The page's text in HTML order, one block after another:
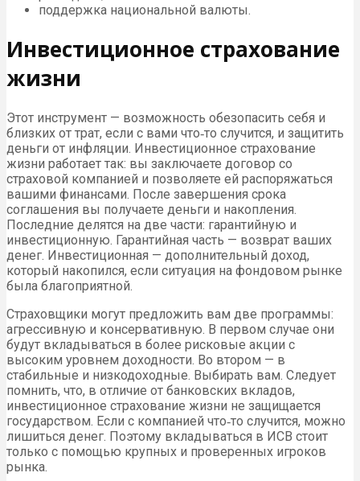
поддержка национальной валюты.
Инвестиционное страхование
жизни
Этот инструмент — возможность обезопасить себя и
близких от трат, если с вами что‑то случится, и защитить
деньги от инфляции. Инвестиционное страхование
жизни работает так: вы заключаете договор со
страховой компанией и позволяете ей распоряжаться
вашими финансами. После завершения срока
соглашения вы получаете деньги и накопления.
Последние делятся на две части: гарантийную и
инвестиционную. Гарантийная часть — возврат ваших
денег. Инвестиционная — дополнительный доход,
который накопился, если ситуация на фондовом рынке
была благоприятной.
Страховщики могут предложить вам две программы:
агрессивную и консервативную. В первом случае они
будут вкладываться в более рисковые акции с
высоким уровнем доходности. Во втором — в
стабильные и низкодоходные. Выбирать вам. Следует
помнить, что, в отличие от банковских вкладов,
инвестиционное страхование жизни не защищается
государством. Если с компанией что‑то случится, можно
лишиться денег. Поэтому вкладываться в ИСВ стоит
только с помощью крупных и проверенных игроков
рынка.